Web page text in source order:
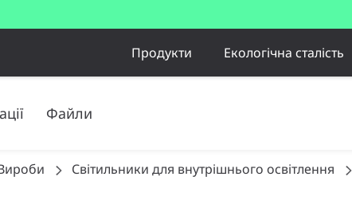
Продукти Екологічна сталість
Файли
Світильники для внутрішнього освітлення